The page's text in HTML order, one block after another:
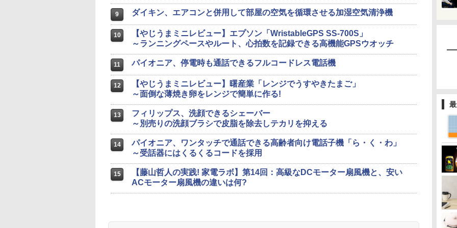
9 ダイキン、エアコンと併用して部屋の空気を循環させる加湿空気清浄機
10
【やじうまミニレビュー】エプソン「WristableGPS SS-700S」
～ランニングペースやルート、心拍数を記録できる高機能GPSウオッチ
11 パイオニア、停電時も通話できるフルコードレス電話機
12
【やじうまミニレビュー】曙産業「レンジでうすやきたまご」
～面倒な薄焼き卵をレンジで簡単に作る!
13
フィリップス、洗顔できるシェーバー
～別売りの洗顔ブラシで皮脂を除去しテカリを抑える
14
パイオニア、ワンタッチで通話できる高齢者向け電話子機「ら・く・わ」
～受話器にはくるくるコードを採用
15
【藤山哲人の実践! 家電ラボ】第14回：高級なDCモーター扇風機と、安い
ACモーター扇風機の違いは何?